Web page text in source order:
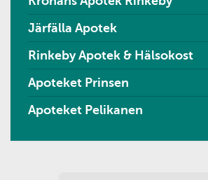
Järfälla Apotek
Rinkeby Apotek & Hälsokost
Apoteket Prinsen
Apoteket Pelikanen